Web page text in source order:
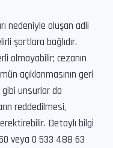
nedeniyle oluşan adli
şartlara bağlıdır.
olmayabilir; cezanın
açıklanmasının geri
gibi unsurlar da
reddedilmesi,
Detaylı bilgi
veya 0 533 488 63